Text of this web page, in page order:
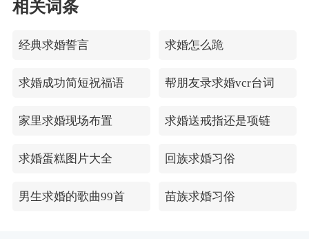
相关词条
经典求婚誓言 求婚怎么跪
求婚成功简短祝福语 帮朋友录求婚vcr台词
家里求婚现场布置 求婚送戒指还是项链
求婚蛋糕图片大全 回族求婚习俗
男生求婚的歌曲99首 苗族求婚习俗